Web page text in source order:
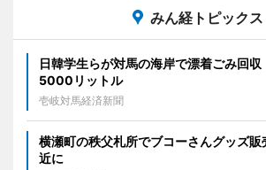
みん経トピックス
日韓学生らが対馬の海岸で漂着ごみ回
5000リットル
壱岐対馬経済新聞
横瀬町の秩父札所でブコーさんグッズ
近に